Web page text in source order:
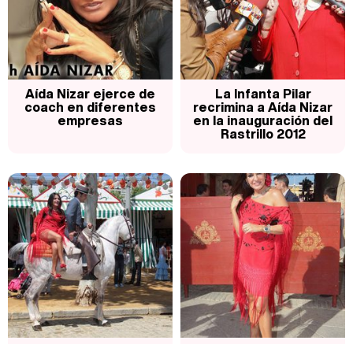
Aída Nizar ejerce de
coach en diferentes
empresas
La Infanta Pilar
recrimina a Aída Nizar
en la inauguración del
Rastrillo 2012